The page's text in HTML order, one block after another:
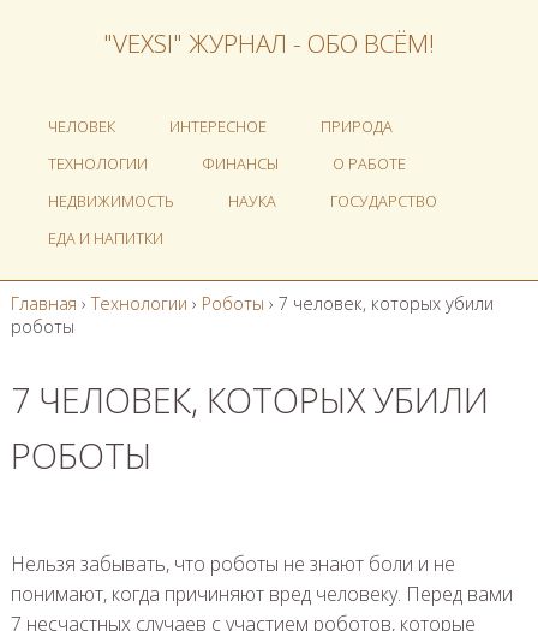
"VEXSI" ЖУРНАЛ - ОБО ВСЁМ!
ЧЕЛОВЕК ИНТЕРЕСНОЕ
ПРИРОДА
ТЕХНОЛОГИИ
ФИНАНСЫ
О РАБОТЕ
НЕДВИЖИМОСТЬ
НАУКА
ГОСУДАРСТВО
ЕДА И НАПИТКИ
Главная ›Технологии › Роботы › 7 человек, которых убили
роботы
7 ЧЕЛОВЕК, КОТОРЫХ УБИЛИ
РОБОТЫ
Нельзя забывать, что роботы не знают боли и не
понимают, когда причиняют вред человеку. Перед вами
7 несчастных случаев с участием роботов, которые